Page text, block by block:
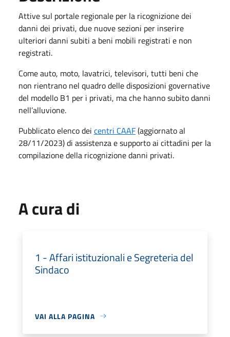
Attive sul portale regionale per la ricognizione dei
danni dei privati, due nuove sezioni per inserire
ulteriori danni subiti a beni mobili registrati e non
registrati.
Come auto, moto, lavatrici, televisori, tutti beni che
non rientrano nel quadro delle disposizioni governative
del modello B1 per i privati, ma che hanno subito danni
nell’alluvione.
Pubblicato elenco dei centri CAAF(aggiornato al
28/11/2023) di assistenza e supporto ai cittadini per la
compilazione della ricognizione danni privati.
A cura di
1 - Affari istituzionali e Segreteria del
Sindaco
VAI ALLA PAGINA